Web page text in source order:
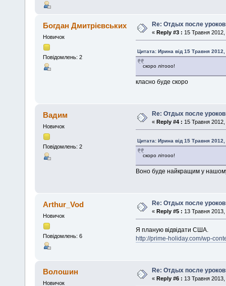
Богдан Дмитрієвських
Новичок
Повідомлень: 2
Re: Отдых после уроков
« Reply #3 : 15 Травня
Цитата: Ирина від 15 Травня
скоро літооо!
класно буде скоро
Вадим
Новичок
Повідомлень: 2
Re: Отдых после уроков
« Reply #4 : 15 Травня
Цитата: Ирина від 15 Травня
скоро літооо!
Воно буде найкращим у
Arthur_Vod
Новичок
Повідомлень: 6
Re: Отдых после уроков
« Reply #5 : 13 Травня
Я планую відвідати США.
http://prime-holiday.com/wp-
Волошин
Новичок
Re: Отдых после уроков
« Reply #6 : 13 Травня